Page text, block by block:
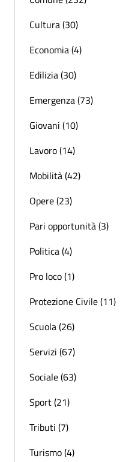
Cultura (30)
Economia (4)
Edilizia (30)
Emergenza (73)
Giovani (10)
Lavoro (14)
Mobilità (42)
Opere (23)
Pari opportunità (3)
Politica (4)
Pro loco (1)
Protezione Civile (11)
Scuola (26)
Servizi (67)
Sociale (63)
Sport (21)
Tributi (7)
Turismo (4)